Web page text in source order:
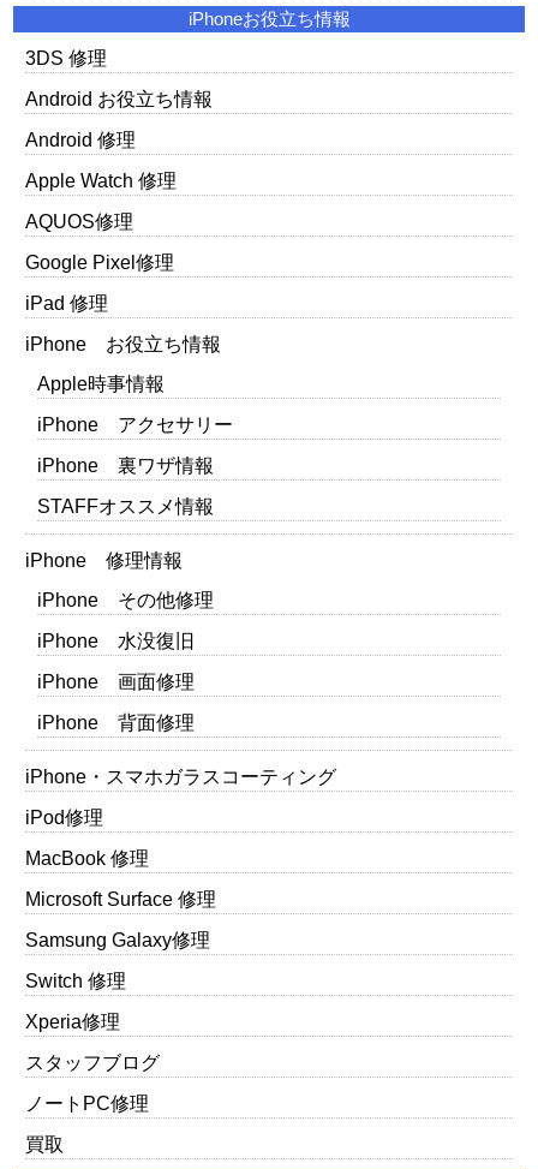
iPhoneお役立ち情報
3DS 修理
Android お役立ち情報
Android 修理
Apple Watch 修理
AQUOS修理
Google Pixel修理
iPad 修理
iPhone お役立ち情報
Apple時事情報
iPhone アクセサリー
iPhone 裏ワザ情報
STAFFオススメ情報
iPhone 修理情報
iPhone その他修理
iPhone 水没復旧
iPhone 画面修理
iPhone 背面修理
iPhone・スマホガラスコーティング
iPod修理
MacBook 修理
Microsoft Surface 修理
Samsung Galaxy修理
Switch 修理
Xperia修理
スタッフブログ
ノートPC修理
買取